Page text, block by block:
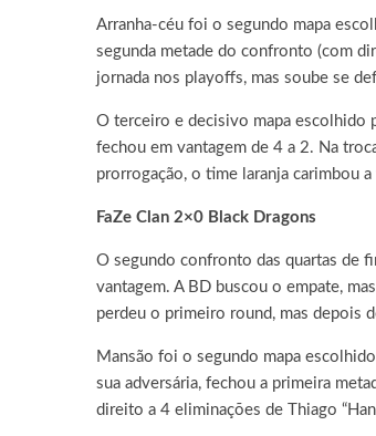
Arranha-céu foi o segundo mapa
segunda metade do confronto (com
jornada nos playoffs, mas soube se
O terceiro e decisivo mapa escolhido
fechou em vantagem de 4 a 2. Na
prorrogação, o time laranja carimbou
FaZe Clan 2×0 Black Dragons
O segundo confronto das quartas de
vantagem. A BD buscou o empate,
perdeu o primeiro round, mas depois
Mansão foi o segundo mapa
sua adversária, fechou a primeira
direito a 4 eliminações de Thiago